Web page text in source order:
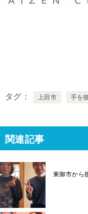
タグ 上田市 手を
関連記事
東御市から